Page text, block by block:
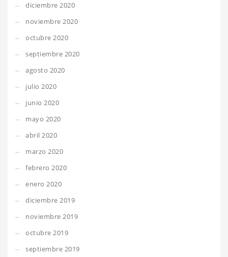
diciembre 2020
noviembre 2020
octubre 2020
septiembre 2020
agosto 2020
julio 2020
junio 2020
mayo 2020
abril 2020
marzo 2020
febrero 2020
enero 2020
diciembre 2019
noviembre 2019
octubre 2019
septiembre 2019